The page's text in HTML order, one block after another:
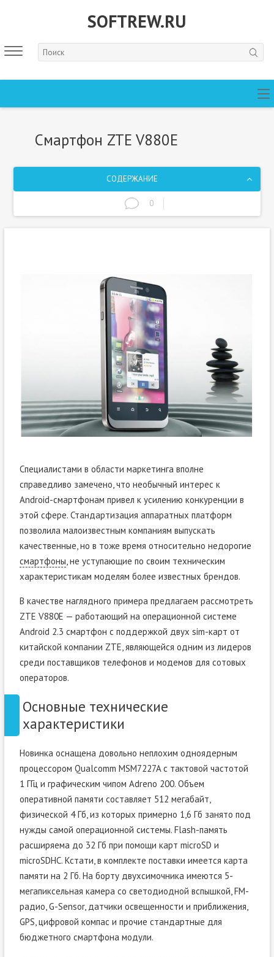
SOFTREW.RU
Смартфон ZTE V880E
СОДЕРЖАНИЕ
0
Специалистами в области маркетинга вполне
справедливо замечено, что необычный интерес к
Android-смартфонам привел к усилению конкуренции в
этой сфере. Стандартизация аппаратных платформ
позволила малоизвестным компаниям выпускать
качественные, но в тоже время относительно недорогие
смартфоны, не уступающие по своим техническим
характеристикам моделям более известных брендов.
В качестве наглядного примера предлагаем рассмотреть
ZTE V880E — работающий на операционной системе
Android 2.3 смартфон с поддержкой двух sim-карт от
китайской компании ZTE, являющейся одним из лидеров
среди поставщиков телефонов и модемов для сотовых
операторов.
Основные технические
характеристики
Новинка оснащена довольно неплохим одноядерным
процессором Qualcomm MSM7227A с тактовой частотой
1 ГГц и графическим чипом Adreno 200. Объем
оперативной памяти составляет 512 мегабайт,
физической 4 Гб, из которых примерно 1,6 Гб занято под
нужды самой операционной системы. Flash-память
расширяема до 32 Гб при помощи карт microSD и
microSDHC. Кстати, в комплекте поставки имеется карта
памяти на 2 Гб. На борту двухсимочника имеются 5-
мегапиксельная камера со светодиодной вспышкой, FM-
радио, G-Sensor, датчики освещенности и приближения,
GPS, цифровой компас и прочие стандартные для
бюджетного смартфона модули.